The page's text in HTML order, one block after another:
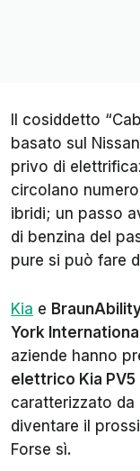
Il cosiddetto
basato sul
privo di
circolano
ibridi; un passo
di benzina del
pure si può fare
Kia e
York
aziende hanno
elettrico Kia PV5
caratterizzato da
diventare il
Forse sì.